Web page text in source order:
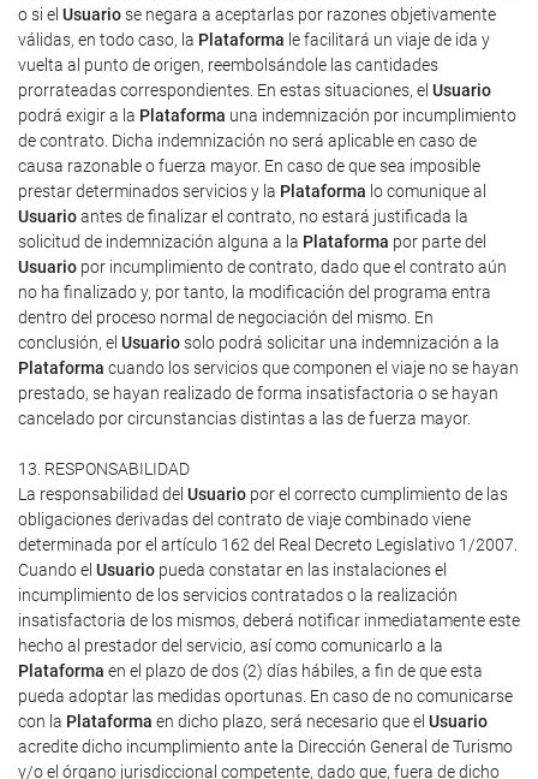
o si el Usuariose negara a aceptarlas por razones objetivamente
válidas, en todo caso, la Plataforma le facilitará un viaje de ida y
vuelta al punto de origen, reembolsándole las cantidades
prorrateadas correspondientes. En estas situaciones, el Usuario
podrá exigir a la Plataforma una indemnización por incumplimiento
de contrato. Dicha indemnización no será aplicable en caso de
causa razonable o fuerza mayor. En caso de que sea imposible
prestar determinados servicios y la Plataforma lo comunique al
Usuarioantes de finalizar el contrato, no estará justificada la
solicitud de indemnización alguna a la Plataforma por parte del
Usuario por incumplimiento de contrato, dado que el contrato aún
no ha finalizado y, por tanto, la modificación del programa entra
dentro del proceso normal de negociación del mismo. En
conclusión, el Usuariosolo podrá solicitar una indemnización a la
Plataforma cuando los servicios que componen el viaje no se hayan
prestado, se hayan realizado de forma insatisfactoria o se hayan
cancelado por circunstancias distintas a las de fuerza mayor.
13. RESPONSABILIDAD
La responsabilidad del Usuario por el correcto cumplimiento de las
obligaciones derivadas del contrato de viaje combinado viene
determinada por el artículo 162 del Real Decreto Legislativo 1/2007.
Cuando el Usuario pueda constatar en las instalaciones el
incumplimiento de los servicios contratados o la realización
insatisfactoria de los mismos, deberá notificar inmediatamente este
hecho al prestador del servicio, así como comunicarlo a la
Plataforma en el plazo de dos (2) días hábiles, a fin de que esta
pueda adoptar las medidas oportunas. En caso de no comunicarse
con la Plataforma en dicho plazo, será necesario que el Usuario
acredite dicho incumplimiento ante la Dirección General de Turismo
y/o el órgano jurisdiccional competente, dado que, fuera de dicho